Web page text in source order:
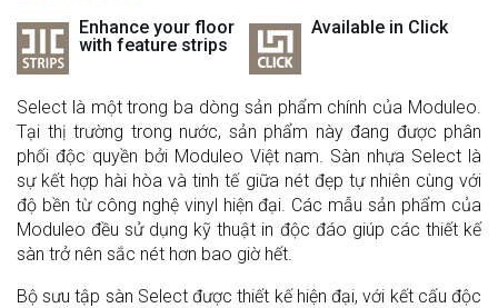
Enhance your floor
with feature strips
Available in Click
Select là một trong ba dòng sản phẩm chính của Moduleo.
Tại thị trường trong nước, sản phẩm này đang được phân
phối độc quyền bởi Moduleo Việt nam. Sàn nhựa Select là
sự kết hợp hài hòa và tinh tế giữa nét đẹp tự nhiên cùng với
độ bền từ công nghệ vinyl hiện đại. Các mẫu sản phẩm của
Moduleo đều sử dụng kỹ thuật in độc đáo giúp các thiết kế
sàn trở nên sắc nét hơn bao giờ hết.
Bộ sưu tập sàn Select được thiết kế hiện đại, với kết cấu độc